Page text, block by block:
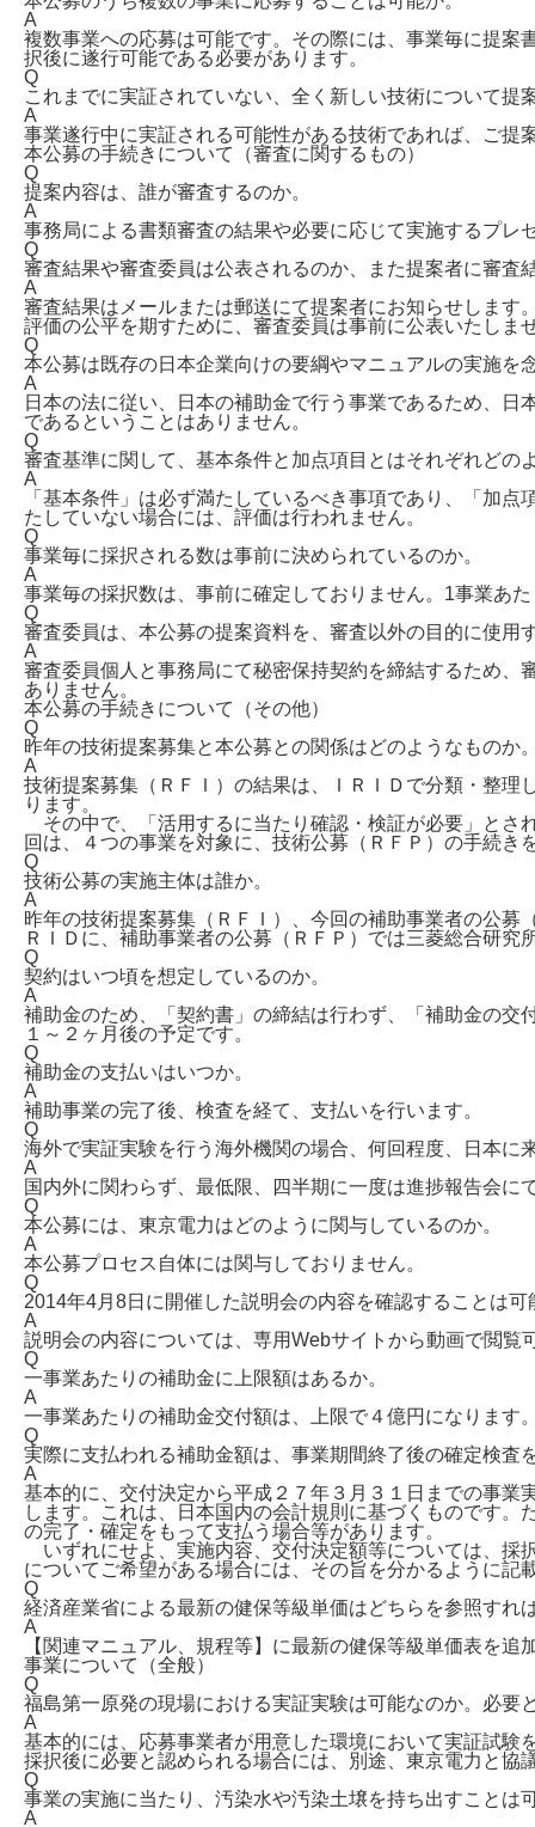
A
複数事業への応募は可能です。その際には、事業毎に提
択後に遂行可能である必要があります。
Q
これまでに実証されていない、全く新しい技術について提
A
事業遂行中に実証される可能性がある技術であれば、ご提
本公募の手続きについて（審査に関するもの）
Q
提案内容は、誰が審査するのか。
A
事務局による書類審査の結果や必要に応じて実施するプ
Q
審査結果や審査委員は公表されるのか、また提案者に審査
A
審査結果はメールまたは郵送にて提案者にお知らせしま
評価の公平を期すために、審査委員は事前に公表いたしま
Q
本公募は既存の日本企業向けの要綱やマニュアルの実施を
A
日本の法に従い、日本の補助金で行う事業であるため、
であるということはありません。
Q
審査基準に関して、基本条件と加点項目とはそれぞれどの
A
「基本条件」は必ず満たしているべき事項であり、「加
たしていない場合には、評価は行われません。
Q
事業毎に採択される数は事前に決められているのか。
A
事業毎の採択数は、事前に確定しておりません。1事業あ
Q
審査委員は、本公募の提案資料を、審査以外の目的に使用
A
審査委員個人と事務局にて秘密保持契約を締結するため
ありません。
本公募の手続きについて（その他）
Q
昨年の技術提案募集と本公募との関係はどのようなものか
A
技術提案募集（ＲＦＩ）の結果は、ＩＲＩＤで分類・整
ります。
その中で、「活用するに当たり確認・検証が必要」とさ
回は、４つの事業を対象に、技術公募（ＲＦＰ）の手続き
Q
技術公募の実施主体は誰か。
A
昨年の技術提案募集（ＲＦＩ）、今回の補助事業者の公
ＲＩＤに、補助事業者の公募（ＲＦＰ）では三菱総合研究
Q
契約はいつ頃を想定しているのか。
A
補助金のため、「契約書」の締結は行わず、「補助金の
１～２ヶ月後の予定です。
Q
補助金の支払いはいつか。
A
補助事業の完了後、検査を経て、支払いを行います。
Q
海外で実証実験を行う海外機関の場合、何回程度、日本に
A
国内外に関わらず、最低限、四半期に一度は進捗報告会
Q
本公募には、東京電力はどのように関与しているのか。
A
本公募プロセス自体には関与しておりません。
Q
2014年4月8日に開催した説明会の内容を確認することは可
A
説明会の内容については、専用Webサイトから動画で閲覧
Q
一事業あたりの補助金に上限額はあるか。
A
一事業あたりの補助金交付額は、上限で４億円になります
Q
実際に支払われる補助金額は、事業期間終了後の確定検査
A
基本的に、交付決定から平成２７年３月３１日までの事
します。これは、日本国内の会計規則に基づくものです
の完了・確定をもって支払う場合等があります。
いずれにせよ、実施内容、交付決定額等については、採
についてご希望がある場合には、その旨を分かるように記
Q
経済産業省による最新の健保等級単価はどちらを参照すれ
A
【関連マニュアル、規程等】に最新の健保等級単価表を
事業について（全般）
Q
福島第一原発の現場における実証実験は可能なのか。必要
A
基本的には、応募事業者が用意した環境において実証試
採択後に必要と認められる場合には、別途、東京電力と協
Q
事業の実施に当たり、汚染水や汚染土壌を持ち出すことは
A